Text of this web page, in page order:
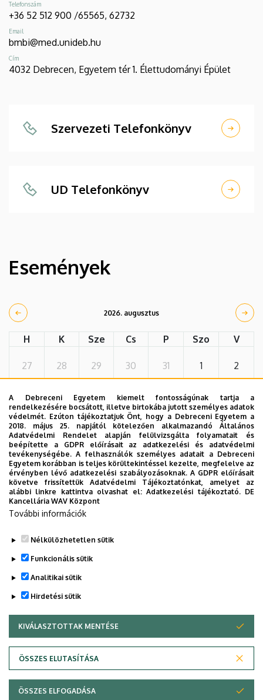
Telefonszám
+36 52 512 900 /65565, 62732
Email
bmbi@med.unideb.hu
Cím
4032 Debrecen, Egyetem tér 1. Élettudományi Épület
Szervezeti Telefonkönyv
UD Telefonkönyv
Események
2026. augusztus
H K Sze Cs P Szo V
27 28 29 30 31 1 2
3 4 5 6 7 8 9
10 11 12 13 14 15 16
17 18 19 20 21 22 23
24 25
31
Adatvédelem
A Debreceni Egyetem kiemelt fontosságúnak tartja a
rendelkezésére bocsátott, illetve birtokába jutott személyes adatok
védelmét. Ezúton tájékoztatjuk Önt, hogy a Debreceni Egyetem a
2018. május 25. napjától kötelezően alkalmazandó Általános
Adatvédelmi Rendelet alapján felülvizsgálta folyamatait és
beépítette a GDPR előírásait az adatkezelési és adatvédelmi
tevékenységébe. A felhasználók személyes adatait a Debreceni
Egyetem korábban is teljes körültekintéssel kezelte, megfelelve az
érvényben lévő adatkezelési szabályozásoknak. A GDPR előírásait
követve frissítettük Adatvédelmi Tájékoztatónkat, amelyet az
alábbi linkre kattintva olvashat el:Adatkezelési tájékoztató. DE
Kancellária WAV Központ
További információk
Nélkülözhetetlen sütik
Funkcionális sütik
Analitikai sütik
Hirdetési sütik
KIVÁLASZTOTTAK MENTÉSE
ÖSSZES ELUTASÍTÁSA
WITHDRAW CONSENT
ÖSSZES ELFOGADÁSA